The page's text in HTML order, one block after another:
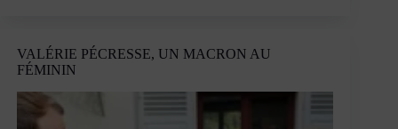
l’engagement
militaire
très
VALÉRIE PÉCRESSE, UN MACRON AU
FÉMININ